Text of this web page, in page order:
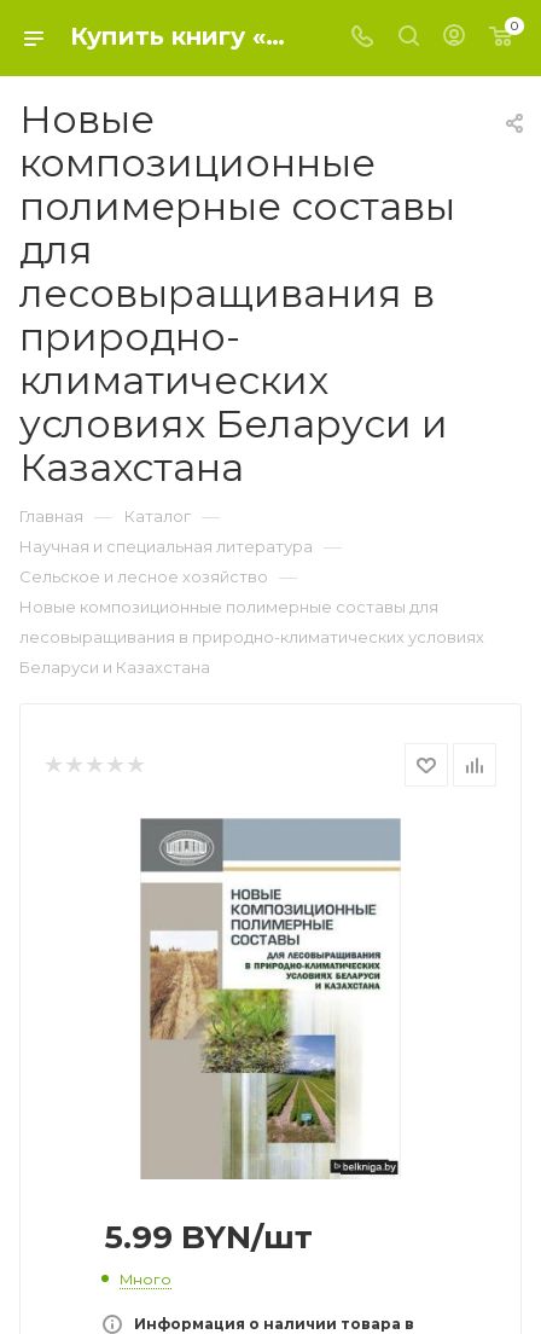
Купить книгу «Новые композиционные полимерные составы для лесовыращивания в природно-климатических условиях Беларуси и Казахстана» 2014, В. Копытков - Сельское и лесное хозяйство 0
Новые
композиционные
полимерные составы
для
лесовыращивания в
природно-
климатических
условиях Беларуси и
Казахстана
Главная — Каталог —
Научная и специальная литература —
Сельское и лесное хозяйство —
Новые композиционные полимерные составы для
лесовыращивания в природно-климатических условиях
Беларуси и Казахстана
5.99 BYN/шт
Много
Информация о наличии товара в